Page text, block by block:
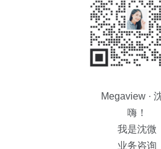
Megaview ·
嗨！
我是沈微
业务咨询